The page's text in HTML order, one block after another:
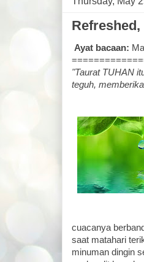
Ayat bacaan:
"Taurat TUHAN
teguh,
cuacanya
saat matahari
minuman dingin